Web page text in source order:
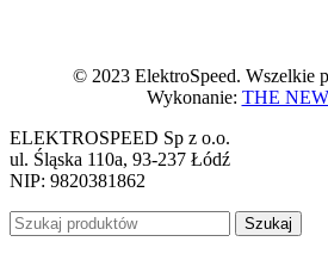
© 2023 ElektroSpeed. Wszelkie
Wykonanie: THE
ELEKTROSPEED Sp z o.o.
ul. Śląska 110a, 93-237 Łódź
NIP: 9820381862
Szukaj